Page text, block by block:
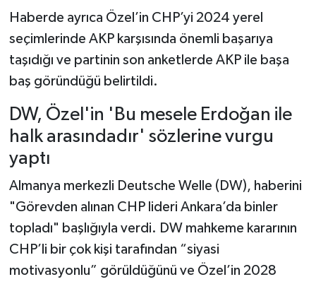
Haberde ayrıca Özel’in CHP’yi 2024 yerel
seçimlerinde AKP karşısında önemli başarıya
taşıdığı ve partinin son anketlerde AKP ile başa
baş göründüğü belirtildi.
DW, Özel'in 'Bu mesele Erdoğan ile
halk arasındadır' sözlerine vurgu
yaptı
Almanya merkezli Deutsche Welle (DW), haberini
"Görevden alınan CHP lideri Ankara’da binler
topladı" başlığıyla verdi. DW mahkeme kararının
CHP’li bir çok kişi tarafından “siyasi
motivasyonlu” görüldüğünü ve Özel’in 2028